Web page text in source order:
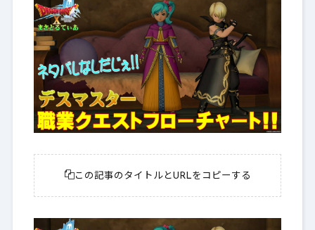
この記事のタイトルとURLをコピーする